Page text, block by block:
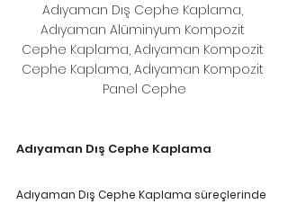
Adıyaman Dış Cephe Kaplama,
Adıyaman Alüminyum Kompozit
Cephe Kaplama, Adıyaman Kompozit
Cephe Kaplama, Adıyaman Kompozit
Panel Cephe
Adıyaman Dış Cephe Kaplama
Adıyaman Dış Cephe Kaplama süreçlerinde